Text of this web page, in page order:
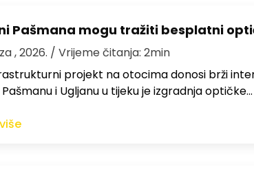
Pašmana mogu tražiti besplatni
, 2026. / Vrijeme čitanja: 2min
projekt na otocima donosi brži
i Ugljanu u tijeku je izgradnja optičke…